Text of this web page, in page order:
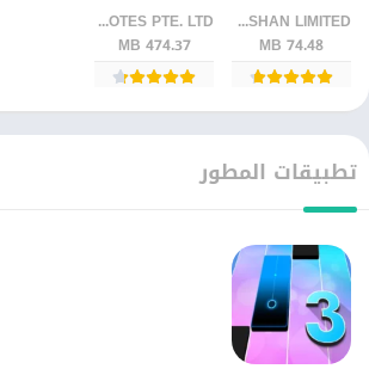
تحدي رقص
الألوان السريع
HUMSHAN LIMITED
74.48 MB
بالعزف
والتحدي AMANOTES PTE. LTD.
474.37 MB
تطبيقات المطور